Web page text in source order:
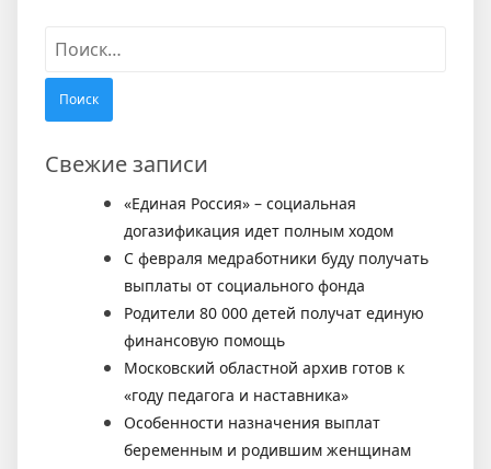
Найти:
Свежие записи
«Единая Россия» – социальная
догазификация идет полным ходом
С февраля медработники буду получать
выплаты от социального фонда
Родители 80 000 детей получат единую
финансовую помощь
Московский областной архив готов к
«году педагога и наставника»
Особенности назначения выплат
беременным и родившим женщинам